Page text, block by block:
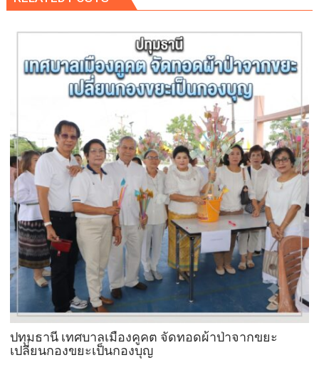
ปทุมธานี เทศบาลเมืองคูคต จัดทอดผ้าป่าจากขยะ
เปลี่ยนกองขยะเป็นกองบุญ